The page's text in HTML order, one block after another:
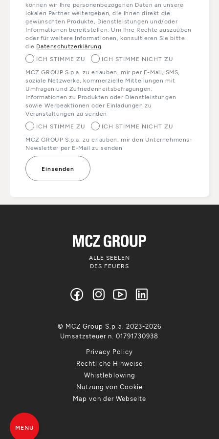
können wir Ihre personenbezogenen Daten an unsere
lokalen Partner weitergeben, die Ihnen direkt die
gewünschten Produkte, Dienstleistungen und/oder
Informationen bereitstellen. Um Ihre Rechte auszuüben
oder für weitere Informationen, konsultieren Sie bitte
die Datenschutzerklärung
ICH STIMME ZU
ICH STIMME NICHT ZU
MCZ GROUP S.p.a. zu erlauben, mir per E-Mail, SMS,
soziale Netzwerke, kommerzielle Mitteilungen mit
Umfragen und Zufriedenheitsbefragungen,
Informationen zu Produkten oder Dienstleistungen
sowie Werbeaktionen oder Einladungen zu
Veranstaltungen zu senden
ICH STIMME ZU
ICH STIMME NICHT ZU
MCZ GROUP S.p.a. zu erlauben, mir den Unternehmens-
Newsletter per E-Mail zu senden
ALLE SEELEN
DES FEUERS
Privacy Policy
Rechtliche Hinweise
Whistleblowing
Nutzung von Cookie
Map von der Webseite
© MCZ Group S.p.a. 2023-2026
Umsatzsteuer n. 01791730938
MENU